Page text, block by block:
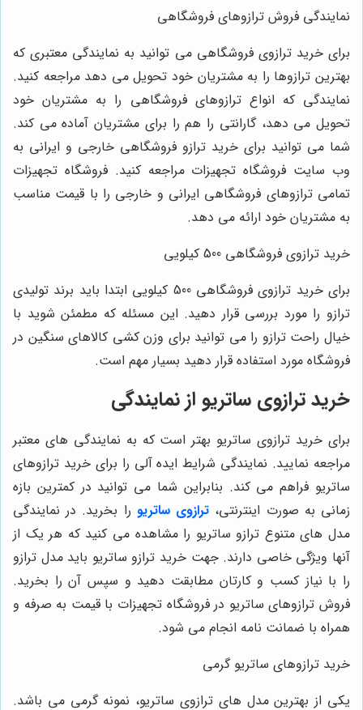
نمایندگی فروش ترازوهای فروشگاهی
برای خرید ترازوی فروشگاهی می توانید به نمایندگی معتبری که
بهترین ترازوها را به مشتریان خود تحویل می دهد مراجعه کنید.
نمایندگی که انواع ترازوهای فروشگاهی را به مشتریان خود
تحویل می دهد، گارانتی را هم را برای مشتریان آماده می کند.
شما می توانید برای خرید ترازو فروشگاهی خارجی و ایرانی به
وب سایت فروشگاه تجهیزات مراجعه کنید. فروشگاه تجهیزات
تمامی ترازوهای فروشگاهی ایرانی و خارجی را با قیمت مناسب
به مشتریان خود ارائه می دهد.
خرید ترازوی فروشگاهی 500 کیلویی
برای خرید ترازوی فروشگاهی 500 کیلویی ابتدا باید برند تولیدی
ترازو را مورد بررسی قرار دهید. این مسئله که مطمئن شوید با
خیال راحت ترازو را می توانید برای وزن کشی کالاهای سنگین در
فروشگاه مورد استفاده قرار دهید بسیار مهم است.
خرید ترازوی ساتریو از نمایندگی
برای خرید ترازوی ساتریو بهتر است که به نمایندگی های معتبر
مراجعه نمایید. نمایندگی شرایط ایده آلی را برای خرید ترازوهای
ساتریو فراهم می کند. بنابراین شما می توانید در کمترین بازه
زمانی به صورت اینترنتی، ترازوی ساتریو را بخرید. در نمایندگی
مدل های متنوع ترازو ساتریو را مشاهده می کنید که هر یک از
آنها ویژگی خاصی دارند. جهت خرید ترازو ساتریو باید مدل ترازو
را با نیاز کسب و کارتان مطابقت دهید و سپس آن را بخرید.
فروش ترازوهای ساتریو در فروشگاه تجهیزات با قیمت به صرفه و
همراه با ضمانت نامه انجام می شود.
خرید ترازوهای ساتریو گرمی
یکی از بهترین مدل های ترازوی ساتریو، نمونه گرمی می باشد.